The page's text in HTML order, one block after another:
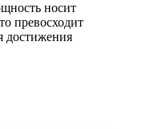
носит
превосходит
достижения